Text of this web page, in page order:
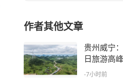
作者其他文章
贵州威宁
日旅游高峰
-7小时前